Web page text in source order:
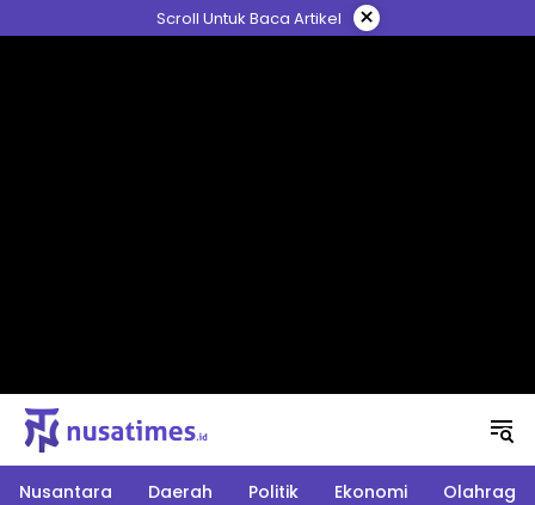
ke
Scroll Untuk Baca Artikel ×
Nusantara Daerah Politik Ekonomi Olahraga